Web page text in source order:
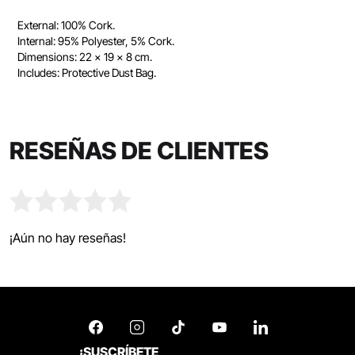
External: 100% Cork.
Internal: 95% Polyester, 5% Cork.
Dimensions: 22 x 19 x 8 cm.
Includes: Protective Dust Bag.
RESEÑAS DE CLIENTES
¡Aún no hay reseñas!
¡SUSCRÍBETE